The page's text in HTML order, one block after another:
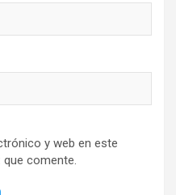
y web en este
comente.